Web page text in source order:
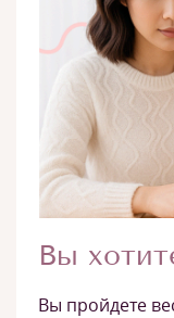
Вы
Вы пройдете